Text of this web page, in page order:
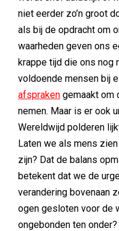
niet eerder zo’n groot
als bij de opdracht om
waarheden geven ons
krappe tijd die ons nog
voldoende mensen bij
afspraken gemaakt om
nemen. Maar is er ook
Wereldwijd polderen
Laten we als mens
zijn? Dat de balans
betekent dat we de
verandering bovenaan
ogen gesloten voor de
ongebonden ten onder?